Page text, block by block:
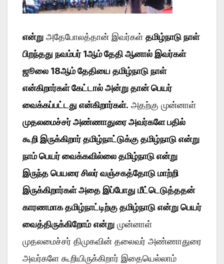
என்று அதேபோலத்தான் இவர்கள் தமிழ்நாடு நாள்
பிறந்தது நவம்பர் 1ஆம் தேதி ஆனால் இவர்கள்
ஜூலை 18ஆம் தேதியை தமிழ்நாடு நாள்
என்கிறார்கள் கேட்டால் அன்று தான் பெயர்
வைக்கப்பட்டது என்கிறார்கள். அதற்கு முன்னாள்
முதலமைச்சர் அண்ணாதுரை அவர்களே பதில்
கூறி இருக்கிறார் தமிழ்நாட்டுக்கு தமிழ்நாடு என்று
நாம் பெயர் வைக்கவில்லை தமிழ்நாடு என்று
இருந்த பெயரை சிலர் வஞ்சகத்தோடு மாற்றி
இருக்கிறார்கள் அதை இப்போது மீட்டெடுத்ததன்
காரணமாக தமிழ்நாட்டிற்கு தமிழ்நாடு என்று பெயர்
வைத்திருக்கிறோம் என்று முன்னாள்
முதலமைச்சர் திமுகவின் தலைவர் அண்ணாதுரை
அவர்களே கூறியிருக்கிறார் இதையெல்லாம்